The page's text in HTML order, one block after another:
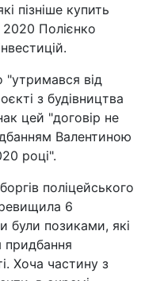
пізніше купить
Полієнко
від
з будівництва
цей "договір не
Валентиною
році".
поліцейського
6
були позиками, які
придбання
Хоча частину з